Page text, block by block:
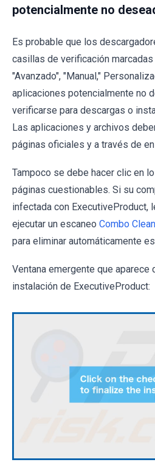
potencialmente no
Es probable que los
casillas de verificación
"Avanzado", "Manual,"
aplicaciones potencialmente no
verificarse para descargas o
Las aplicaciones y archivos
páginas oficiales y a través de
Tampoco se debe hacer clic en
páginas cuestionables. Si su
infectada con ExecutiveProduct,
ejecutar un escaneo Combo
para eliminar automáticamente
Ventana emergente que aparece
instalación de ExecutiveProduct: